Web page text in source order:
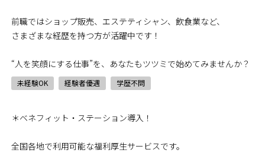
前職ではショップ販売、エステティシャン、飲食業など、
さまざまな経歴を持つ方が活躍中です！
“人を笑顔にする仕事”を、あなたもツツミで始めてみませんか？
未経験OK 経験者優遇 学歴不問
＊ベネフィット・ステーション導入！
全国各地で利用可能な福利厚生サービスです。